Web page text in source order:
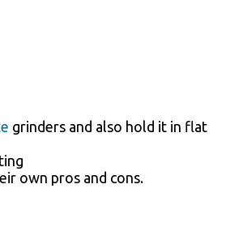
grinders and also hold it in flat
own pros and cons.